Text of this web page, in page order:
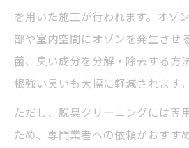
を用いた施工が行われます。オゾ
部や室内空間にオゾンを発生させ
菌、臭い成分を分解・除去する方
根強い臭いも大幅に軽減されます。
ただし、脱臭クリーニングには専
ため、専門業者への依頼がおすす